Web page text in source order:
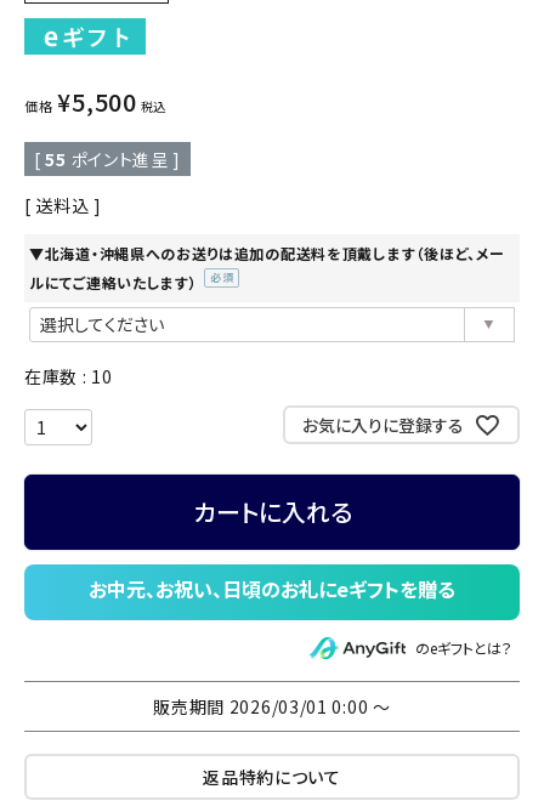
価格 ¥5,500 税込
[ 55 ポイント進呈 ]
送料込
▼北海道・沖縄県へのお送りは追加の配送料を頂戴します（後ほど、メー
ルにてご連絡いたします）
在庫数
10
お気に入りに登録する
カートに入れる
のeギフトとは？
販売期間 2026/03/01 0:00 〜
返品特約について